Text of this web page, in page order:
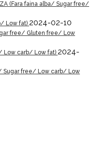
(Fara faina alba/ Sugar free/
Low fat) 2024-02-10
free/ Gluten free/ Low
Low carb/ Low fat) 2024-
Sugar free/ Low carb/ Low